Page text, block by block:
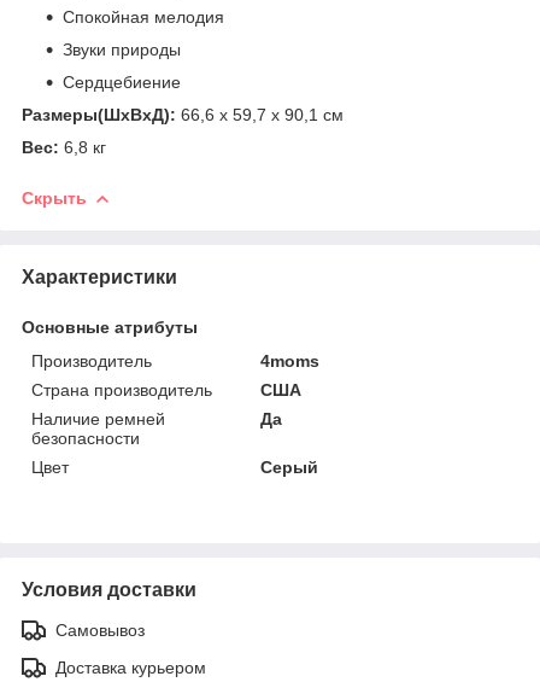
Спокойная мелодия
Звуки природы
Сердцебиение
Размеры(ШхВхД): 66,6 х 59,7 х 90,1 см
Вес: 6,8 кг
Скрыть
Характеристики
Основные атрибуты
Производитель
4moms
Страна производитель
США
Наличие ремней
безопасности
Да
Цвет Серый
Условия доставки
Самовывоз
Доставка курьером